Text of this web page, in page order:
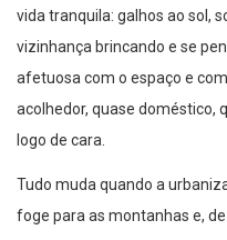
vizinhança brincando e se
afetuosa com o espaço e
acolhedor, quase doméstico,
logo de cara.
foge para as montanhas e,
transformar em um grande